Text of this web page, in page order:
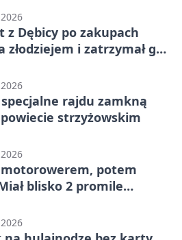
z Dębicy po zakupach
złodziejem i zatrzymał go
rajdu zamkną
strzyżowskim
motorowerem, potem
blisko 2 promile